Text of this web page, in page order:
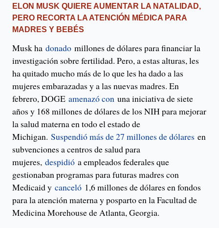
ELON MUSK QUIERE AUMENTAR LA NATALIDAD,
PERO RECORTA LA ATENCIÓN MÉDICA PARA
MADRES Y BEBÉS
Musk ha donado millones de dólares para financiar la
investigación sobre fertilidad. Pero, a estas alturas, les
ha quitado mucho más de lo que les ha dado a las
mujeres embarazadas y a las nuevas madres. En
febrero, DOGE amenazó con una iniciativa de siete
años y 168 millones de dólares de los NIH para mejorar
la salud materna en todo el estado de
Michigan. Suspendió más de 27 millones de dólares en
subvenciones a centros de salud para
mujeres, despidió a empleados federales que
gestionaban programas para futuras madres con
Medicaid y canceló 1,6 millones de dólares en fondos
para la atención materna y posparto en la Facultad de
Medicina Morehouse de Atlanta, Georgia.